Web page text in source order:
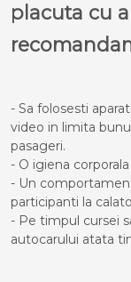
placuta cu
- Sa folosesti
video in limita
pasageri.
- O igiena
- Un
participanti la
- Pe timpul cursei
autocarului atata